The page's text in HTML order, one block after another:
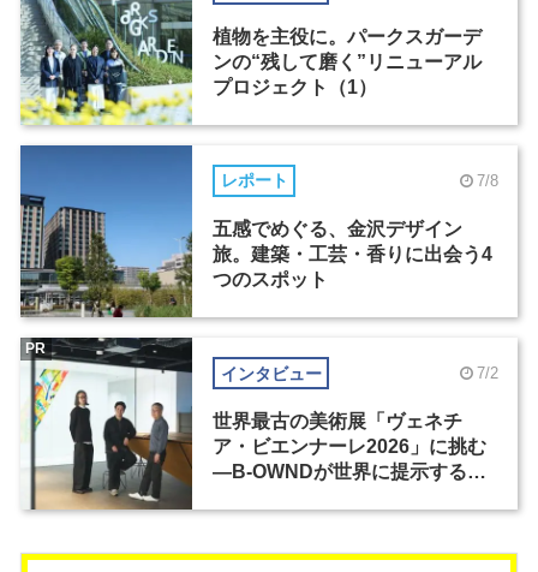
植物を主役に。パークスガーデ
ンの“残して磨く”リニューアル
プロジェクト（1）
レポート 7/8
五感でめぐる、金沢デザイン
旅。建築・工芸・香りに出会う4
つのスポット
インタビュー 7/2
世界最古の美術展「ヴェネチ
ア・ビエンナーレ2026」に挑む
―B-OWNDが世界に提示する美
PR